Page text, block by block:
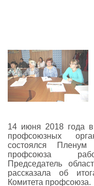
14 июня 2018 года
профсоюзных
состоялся Пленум
профсоюза
Председатель
рассказала об
Комитета профсоюза.